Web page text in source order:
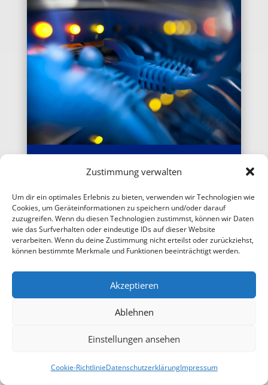
Zustimmung verwalten
Um dir ein optimales Erlebnis zu bieten, verwenden wir Technologien wie
Cookies, um Geräteinformationen zu speichern und/oder darauf
zuzugreifen. Wenn du diesen Technologien zustimmst, können wir Daten
wie das Surfverhalten oder eindeutige IDs auf dieser Website
verarbeiten. Wenn du deine Zustimmung nicht erteilst oder zurückziehst,
können bestimmte Merkmale und Funktionen beeinträchtigt werden.
Akzeptieren
Ablehnen
Einstellungen ansehen
Cookie-RichtlinieDatenschutzerklärungImpressum
DSGVO-KONFORM & HOHE
SICHERHEIT
Unsere Serverstandorte sind in
Österreich und Deutschland. Denn
Datensicherheit ist uns wichtig. Unser
beste DSGVO-Konformität, Sicherheit -
mit einer sicheren Architektur,
Firewalls, Virenschutz, automatisierten
Time. Garantiert.